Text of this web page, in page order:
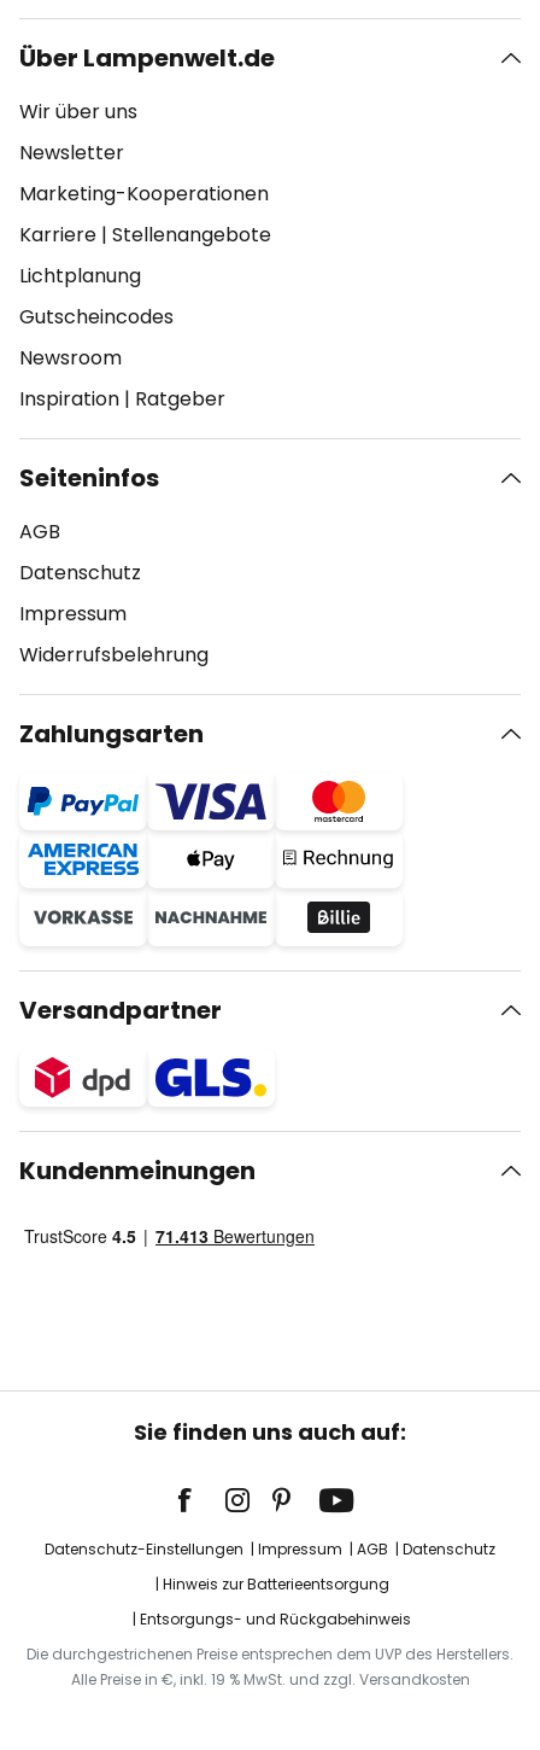
Über Lampenwelt.de
Wir über uns
Newsletter
Marketing-Kooperationen
Karriere | Stellenangebote
Lichtplanung
Gutscheincodes
Newsroom
Inspiration | Ratgeber
Seiteninfos
AGB
Datenschutz
Impressum
Widerrufsbelehrung
Zahlungsarten
Versandpartner
Kundenmeinungen
Sie finden uns auch auf:
Datenschutz-Einstellungen Impressum AGB
Datenschutz
Hinweis zur Batterieentsorgung
Entsorgungs- und Rückgabehinweis
Die durchgestrichenen Preise entsprechen dem UVP des Herstellers.
Alle Preise in €, inkl. 19 % MwSt. und zzgl. Versandkosten